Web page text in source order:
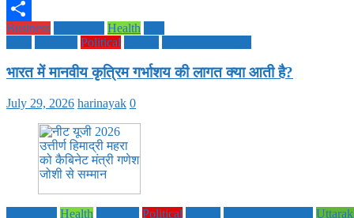
WhatsApp
Share
Business Health
Political
भारत में मानवीय कृत्रिम गर्भाशय की लागत क्या आती है?
July 29, 2026 harinayak 0
Health Political